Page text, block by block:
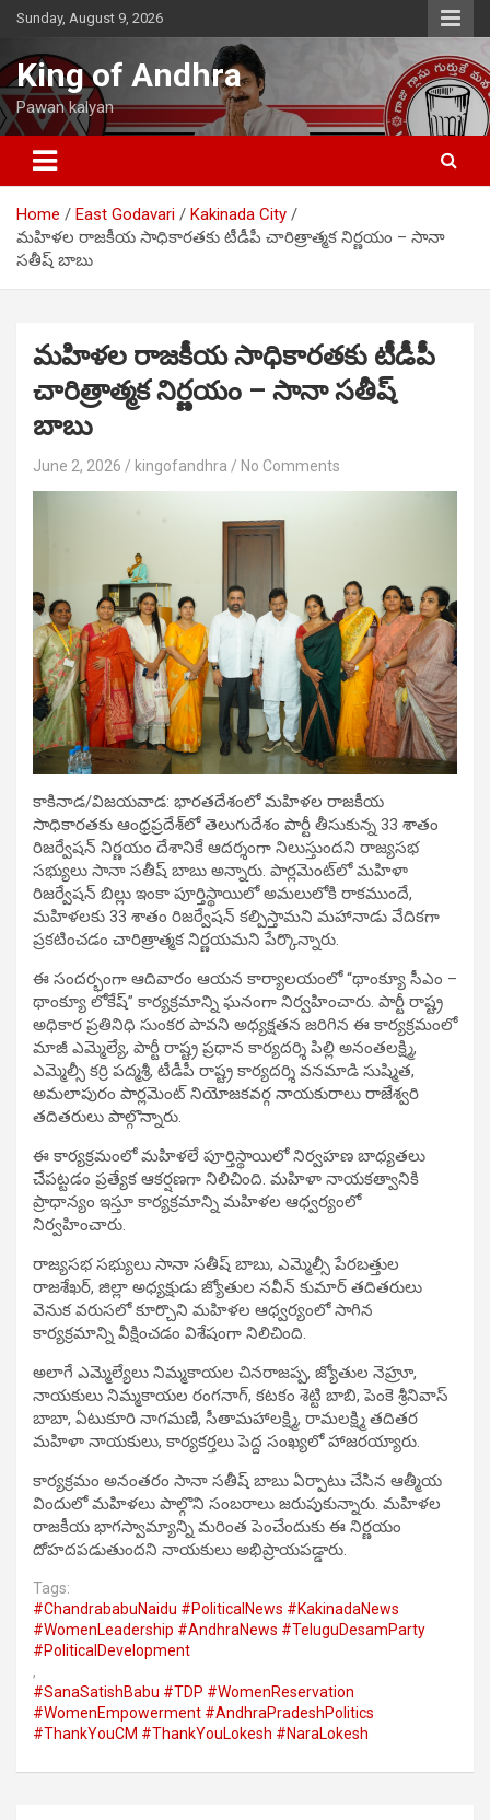
Skip
content
Sunday, August 9, 2026
King of Andhra
Pawan kalyan
Home East Godavari
Kakinada City
మహిళల రాజకీయ సాధికారతకు టీడీపీ చారిత్రాత్మక నిర్ణయం – సానా
సతీష్ బాబు
మహిళల రాజకీయ సాధికారతకు టీడీపీ
చారిత్రాత్మక నిర్ణయం – సానా సతీష్
బాబు
June 2, 2026 kingofandhra No Comments
కాకినాడ/విజయవాడ: భారతదేశంలో మహిళల రాజకీయ
సాధికారతకు ఆంధ్రప్రదేశ్‌లో తెలుగుదేశం పార్టీ తీసుకున్న 33 శాతం
రిజర్వేషన్ నిర్ణయం దేశానికే ఆదర్శంగా నిలుస్తుందని రాజ్యసభ
సభ్యులు సానా సతీష్ బాబు అన్నారు. పార్లమెంట్‌లో మహిళా
రిజర్వేషన్ బిల్లు ఇంకా పూర్తిస్థాయిలో అమలులోకి రాకముందే,
మహిళలకు 33 శాతం రిజర్వేషన్ కల్పిస్తామని మహానాడు వేదికగా
ప్రకటించడం చారిత్రాత్మక నిర్ణయమని పేర్కొన్నారు.
ఈ సందర్భంగా ఆదివారం ఆయన కార్యాలయంలో “థాంక్యూ సీఎం –
థాంక్యూ లోకేష్” కార్యక్రమాన్ని ఘనంగా నిర్వహించారు. పార్టీ రాష్ట్ర
అధికార ప్రతినిధి సుంకర పావని అధ్యక్షతన జరిగిన ఈ కార్యక్రమంలో
మాజీ ఎమ్మెల్యే, పార్టీ రాష్ట్ర ప్రధాన కార్యదర్శి పిల్లి అనంతలక్ష్మి,
ఎమ్మెల్సీ కర్రి పద్మశ్రీ, టీడీపీ రాష్ట్ర కార్యదర్శి వనమాడి సుష్మిత,
అమలాపురం పార్లమెంట్ నియోజకవర్గ నాయకురాలు రాజేశ్వరి
తదితరులు పాల్గొన్నారు.
ఈ కార్యక్రమంలో మహిళలే పూర్తిస్థాయిలో నిర్వహణ బాధ్యతలు
చేపట్టడం ప్రత్యేక ఆకర్షణగా నిలిచింది. మహిళా నాయకత్వానికి
ప్రాధాన్యం ఇస్తూ కార్యక్రమాన్ని మహిళల ఆధ్వర్యంలో
నిర్వహించారు.
రాజ్యసభ సభ్యులు సానా సతీష్ బాబు, ఎమ్మెల్సీ పేరబత్తుల
రాజశేఖర్, జిల్లా అధ్యక్షుడు జ్యోతుల నవీన్ కుమార్ తదితరులు
వెనుక వరుసలో కూర్చొని మహిళల ఆధ్వర్యంలో సాగిన
కార్యక్రమాన్ని వీక్షించడం విశేషంగా నిలిచింది.
అలాగే ఎమ్మెల్యేలు నిమ్మకాయల చినరాజప్ప, జ్యోతుల నెహ్రూ,
నాయకులు నిమ్మకాయల రంగనాగ్, కటకం శెట్టి బాబి, పెంకె శ్రీనివాస్
బాబా, ఏటుకూరి నాగమణి, సీతామహాలక్ష్మి, రామలక్ష్మి తదితర
మహిళా నాయకులు, కార్యకర్తలు పెద్ద సంఖ్యలో హాజరయ్యారు.
కార్యక్రమం అనంతరం సానా సతీష్ బాబు ఏర్పాటు చేసిన ఆత్మీయ
విందులో మహిళలు పాల్గొని సంబరాలు జరుపుకున్నారు. మహిళల
రాజకీయ భాగస్వామ్యాన్ని మరింత పెంచేందుకు ఈ నిర్ణయం
దోహదపడుతుందని నాయకులు అభిప్రాయపడ్డారు.
Tags:
#ChandrababuNaidu #PoliticalNews #KakinadaNews
#WomenLeadership #AndhraNews #TeluguDesamParty
#PoliticalDevelopment
,
#SanaSatishBabu #TDP #WomenReservation
#WomenEmpowerment #AndhraPradeshPolitics
#ThankYouCM #ThankYouLokesh #NaraLokesh